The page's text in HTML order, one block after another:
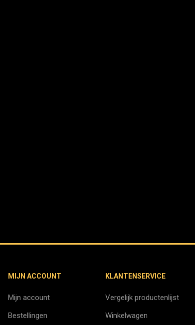
MIJN ACCOUNT
Mijn account
Bestellingen
KLANTENSERVICE
Vergelijk productenlijst
Winkelwagen